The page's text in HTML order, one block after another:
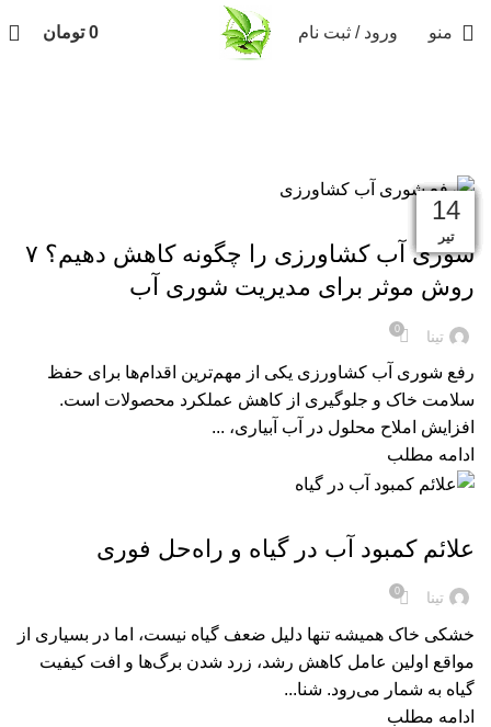
منو ورود / ثبت نام 0 تومان
14
مرداد
کود,کود های ارگانیک
شوری آب کشاورزی را چگونه کاهش دهیم؟ ۷
روش موثر برای مدیریت شوری آب
تینا 0
رفع شوری آب کشاورزی یکی از مهم‌ترین اقدام‌ها برای حفظ
سلامت خاک و جلوگیری از کاهش عملکرد محصولات است.
افزایش املاح محلول در آب آبیاری، ...
ادامه مطلب
11
مرداد
علائم کمبود آب در گیاه و راه‌حل فوری
تینا 0
خشکی خاک همیشه تنها دلیل ضعف گیاه نیست، اما در بسیاری از
مواقع اولین عامل کاهش رشد، زرد شدن برگ‌ها و افت کیفیت
گیاه به شمار می‌رود. شنا...
ادامه مطلب
07
مرداد
04
مرداد
31
تیر
28
تیر
24
تیر
21
تیر
17
تیر
14
تیر